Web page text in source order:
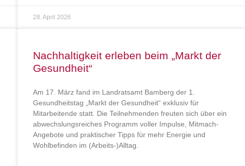
28. April 2026
Nachhaltigkeit erleben beim „Markt der
Gesundheit“
Am 17. März fand im Landratsamt Bamberg der 1.
Gesundheitstag „Markt der Gesundheit“ exklusiv für
Mitarbeitende statt. Die Teilnehmenden freuten sich über ein
abwechslungsreiches Programm voller Impulse, Mitmach-
Angebote und praktischer Tipps für mehr Energie und
Wohlbefinden im (Arbeits-)Alltag.